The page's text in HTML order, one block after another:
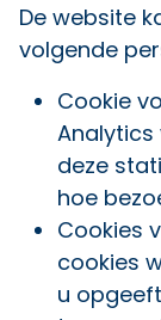
De website
volgende
Cookie
Analytics
deze
hoe
Cookies
cookies
u